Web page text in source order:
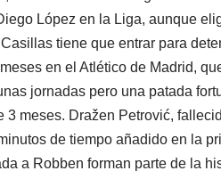
López en la Liga, aunque
tiene que entrar para
en el Atlético de Madrid,
jornadas pero una patada
3 meses. Dražen Petrović,
de tiempo añadido en la
a Robben forman parte de la